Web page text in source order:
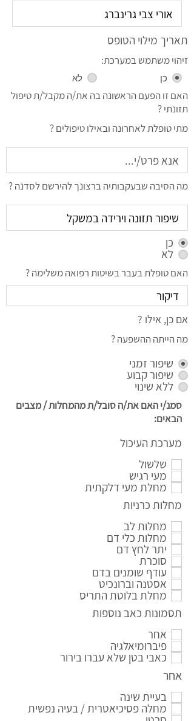
תאריך מילוי הטופס
זיהוי משתמש במערכת:
כן לא
האם זו הפעם הראשונה בה את/ה מקבל/ת טיפול
תזונתי ?
מתי טופלת לאחרונה ובאילו טיפולים ?
מה הסיבה שבעקבותיה ברצונך להירשם לסדנה ?
כן
לא
האם טופלת בעבר בשיטות רפואה משלימה ?
אם כן, אילו ?
מה הייתה ההשפעה ?
שיפור זמני
שיפור קבוע
ללא שינוי
סמנ/י האם את/ה סובל/ת מהמחלות / מצבים
הבאים:
מערכת העיכול
שלשול
מעי רגיש
מחלת מעי דלקתית
מחלות כרניות
מחלות לב
מחלות כלי דם
יתר לחץ דם
סוכרת
עודף שומנים בדם
אסטנה וברונכיט
מחלת בלוטת התריס
תסמונות כאב נוספות
אחר
פיברומיאלגיה
כאבי בטן שלא עברו בירור
אחר
בעיית שינה
מחלה פסיכיאטרית / בעיה נפשית